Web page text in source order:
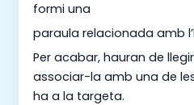
formi una
paraula relacionada amb
Per acabar, hauran de
associar-la amb una de
ha a la targeta.